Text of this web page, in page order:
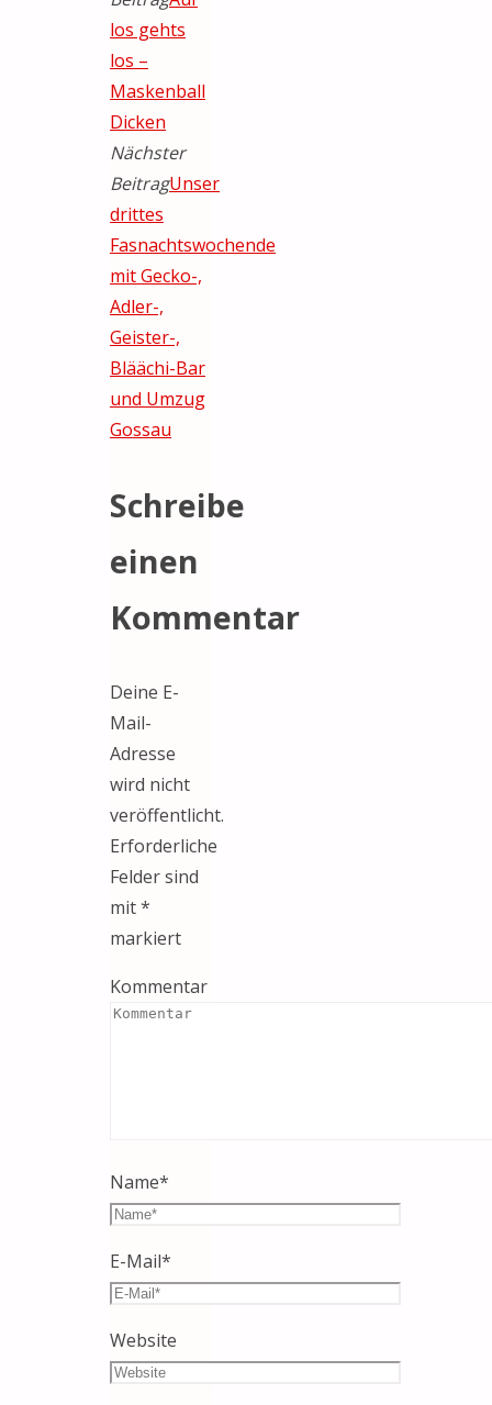
los gehts
los –
Maskenball
Dicken
Nächster
BeitragUnser
drittes
Fasnachtswochende
mit Gecko-,
Adler-,
Geister-,
Bläächi-Bar
und Umzug
Gossau
Schreibe
einen
Kommentar
Deine E-
Mail-
Adresse
wird nicht
veröffentlicht.
Erforderliche
Felder sind
mit*
markiert
Kommentar
Name*
E-Mail*
Website